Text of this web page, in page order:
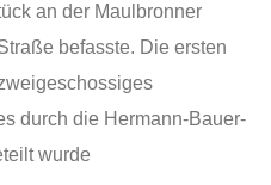
an der Maulbronner
befasste. Die ersten
durch die Hermann-Bauer-
wurde